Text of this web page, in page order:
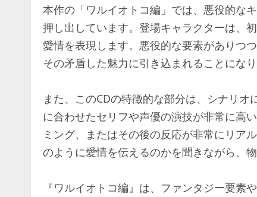
本作の「ワルイオトコ編」では、悪役的な
押し出しています。登場キャラクターは、
愛情を表現します。悪役的な要素がありつ
その矛盾した魅力に引き込まれることになり
また、このCDの特徴的な部分は、シナリ
に合わせたセリフや声優の演技が非常に高
ミング、またはその後の反応が非常にリア
のように愛情を伝えるのかを聞きながら、
『ワルイオトコ編』は、ファンタジー要素